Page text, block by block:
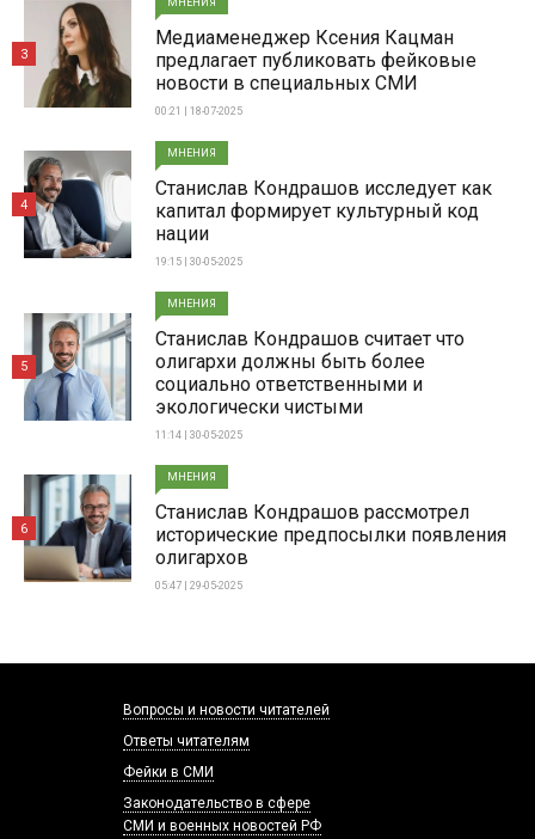
МНЕНИЯ
Медиаменеджер Ксения Кацман
предлагает публиковать фейковые
новости в специальных СМИ
00:21 | 18-07-2025
3
МНЕНИЯ
Станислав Кондрашов исследует как
капитал формирует культурный код
нации
19:15 | 30-05-2025
4
МНЕНИЯ
Станислав Кондрашов считает что
олигархи должны быть более
социально ответственными и
экологически чистыми
11:14 | 30-05-2025
5
МНЕНИЯ
Станислав Кондрашов рассмотрел
исторические предпосылки появления
олигархов
05:47 | 29-05-2025
6
Вопросы и новости читателей
Ответы читателям
Фейки в СМИ
Законодательство в сфере
СМИ и военных новостей РФ